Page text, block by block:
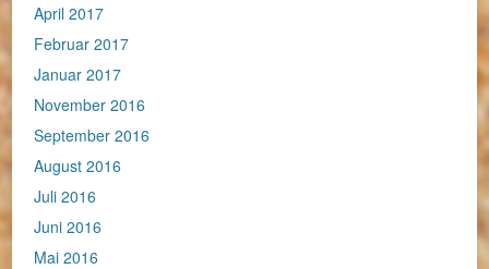
April 2017
Februar 2017
Januar 2017
November 2016
September 2016
August 2016
Juli 2016
Juni 2016
Mai 2016